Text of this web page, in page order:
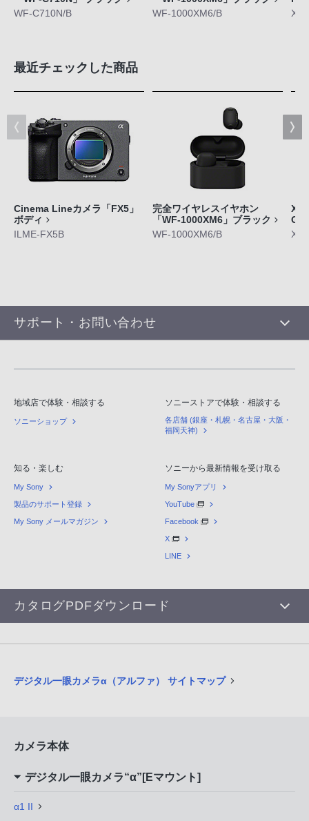
WF-C710N/B
WF-1000XM6/B
最近チェックした商品
Cinema Lineカメラ「FX5」
ボディ
ILME-FX5B
完全ワイヤレスイヤホン
「WF-1000XM6」ブラック
WF-1000XM6/B
サポート・お問い合わせ
地域店で体験・相談する
ソニーショップ
ソニーストアで体験・相談する
各店舗 (銀座・札幌・名古屋・大阪・
福岡天神)
知る・楽しむ
My Sony
製品のサポート登録
My Sony メールマガジン
ソニーから最新情報を受け取る
My Sonyアプリ
YouTube
Facebook
X
LINE
カタログPDFダウンロード
デジタル一眼カメラα（アルファ） サイトマップ
カメラ本体
デジタル一眼カメラ“α”[Eマウント]
α1 II